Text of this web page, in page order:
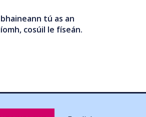
tú as an
cosúil le físeán.